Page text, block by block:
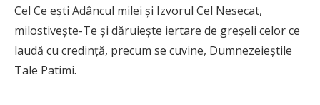
Cel Ce eşti Adâncul milei şi Izvorul Cel Nesecat,
milostiveşte-Te şi dăruieşte iertare de greşeli celor ce
laudă cu credinţă, precum se cuvine, Dumnezeieştile
Tale Patimi.